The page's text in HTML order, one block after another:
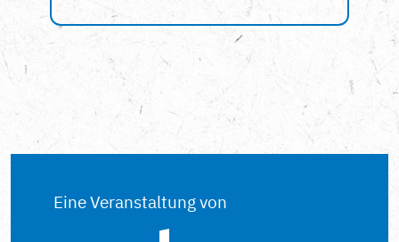
Eine Veranstaltung von